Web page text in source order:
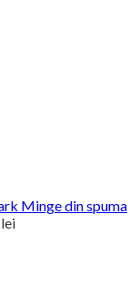
Minge din spuma
leiInterval